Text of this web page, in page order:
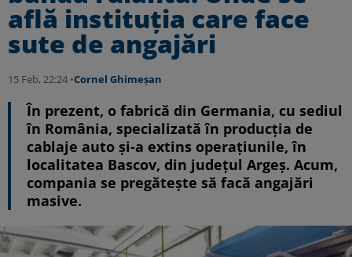
află instituția care face
sute de angajări
15 Feb, 22:24 •Cornel Ghimeșan
În prezent, o fabrică din Germania, cu sediul
în România, specializată în producția de
cablaje auto și-a extins operațiunile, în
localitatea Bascov, din județul Argeș. Acum,
compania se pregătește să facă angajări
masive.